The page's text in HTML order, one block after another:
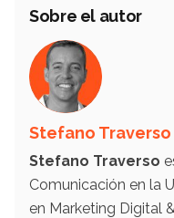
Sobre el autor
Stefano Traverso
Stefano Traverso
Comunicación en la
en Marketing Digital